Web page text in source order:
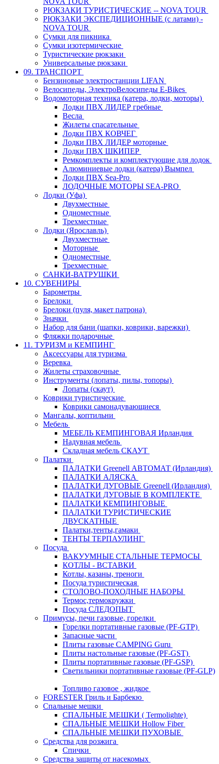
РЮКЗАКИ ТУРИСТИЧЕСКИЕ -- NOVA TOUR
РЮКЗАКИ ЭКСПЕДИЦИОННЫЕ (с латами) -
NOVA TOUR
Сумки для пикника
Сумки изотермические
Туристические рюкзаки
Универсальные рюкзаки
09. ТРАНСПОРТ
Бензиновые электростанции LIFAN
Велосипеды, ЭлектроВелосипеды E-Bikes
Водомоторная техника (катера, лодки, моторы)
Лодки ПВХ ЛИДЕР гребные
Весла
Жилеты спасательные
Лодки ПВХ КОВЧЕГ
Лодки ПВХ ЛИДЕР моторные
Лодки ПВХ ШКИПЕР
Ремкомплекты и комплектующие для лодок
Алюминиевые лодки (катера) Вымпел
Лодки ПВХ Sea-Pro
ЛОДОЧНЫЕ МОТОРЫ SEA-PRO
Лодки (Уфа)
Двухместные
Одноместные
Трехместные
Лодки (Ярославль)
Двухместные
Моторные
Одноместные
Трехместные
САНКИ-ВАТРУШКИ
10. СУВЕНИРЫ
Барометры
Брелоки
Брелоки (пуля, макет патрона)
Значки
Набор для бани (шапки, коврики, варежки)
Фляжки подарочные
11. ТУРИЗМ и КЕМПИНГ
Аксессуары для туризма
Веревка
Жилеты страховочные
Инструменты (лопаты, пилы, топоры)
Лопаты (скаут)
Коврики туристические
Коврики самонадувающиеся
Мангалы, коптильни
Мебель
МЕБЕЛЬ КЕМПИНГОВАЯ Ирландия
Надувная мебель
Складная мебель СКАУТ
Палатки
ПАЛАТКИ Greenell АВТОМАТ (Ирландия)
ПАЛАТКИ АЛЯСКА
ПАЛАТКИ ДУГОВЫЕ Greenell (Ирландия)
ПАЛАТКИ ДУГОВЫЕ В КОМПЛЕКТЕ
ПАЛАТКИ КЕМПИНГОВЫЕ
ПАЛАТКИ ТУРИСТИЧЕСКИЕ
ДВУСКАТНЫЕ
Палатки,тенты,гамаки
ТЕНТЫ ТЕРПАУЛИНГ
Посуда
ВАКУУМНЫЕ СТАЛЬНЫЕ ТЕРМОСЫ
КОТЛЫ - ВСТАВКИ
Котлы, казаны, треноги
Посуда туристическая
СТОЛОВО-ПОХОДНЫЕ НАБОРЫ
Термос,термокружки
Посуда СЛЕДОПЫТ
Примусы, печи газовые, горелки
Горелки портативные газовые (PF-GTP)
Запасные части
Плиты газовые CAMPING Guru
Плиты настольные газовые (PF-GST)
Плиты портативные газовые (PF-GSP)
Светильники портативные газовые (PF-GLP)
Топливо газовое , жидкое
FORESTER Гриль и Барбекю
Спальные мешки
СПАЛЬНЫЕ МЕШКИ ( Termolighte)
СПАЛЬНЫЕ МЕШКИ Hollow Fiber
СПАЛЬНЫЕ МЕШКИ ПУХОВЫЕ
Средства для розжига
Спички
Средства защиты от насекомых